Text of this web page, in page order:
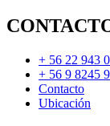
+ 56 22 943
+ 56 9 8245
Contacto
Ubicación